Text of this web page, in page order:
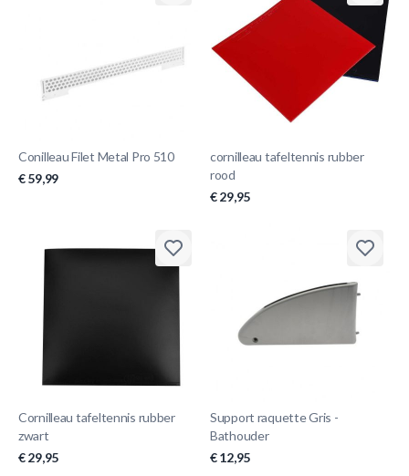
Conilleau Filet Metal Pro 510
€ 59,99
cornilleau tafeltennis rubber
rood
€ 29,95
Cornilleau tafeltennis rubber
zwart
€ 29,95
Support raquette Gris -
Bathouder
€ 12,95